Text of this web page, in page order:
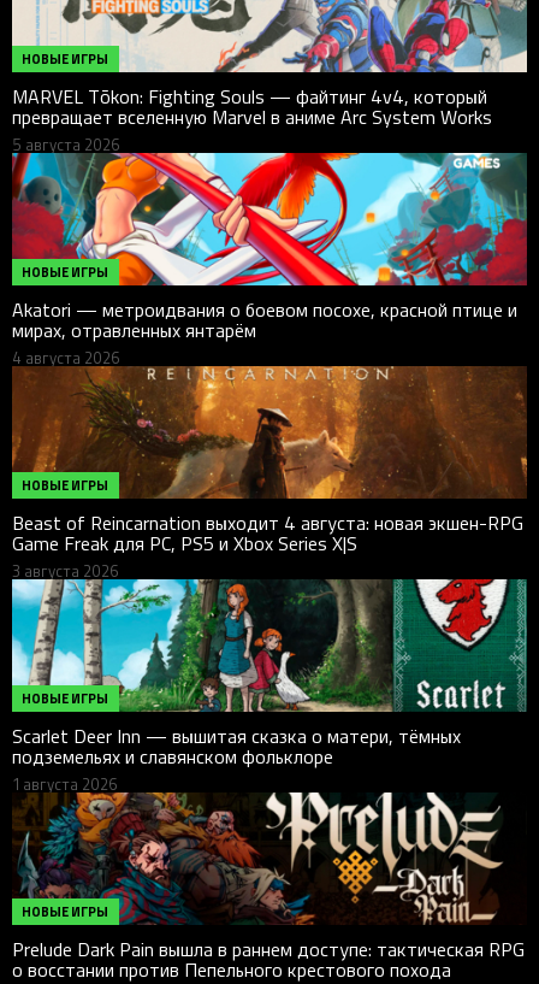
НОВЫЕ ИГРЫ
MARVEL Tōkon: Fighting Souls — файтинг 4v4, который
превращает вселенную Marvel в аниме Arc System Works
5 августа 2026
НОВЫЕ ИГРЫ
Akatori — метроидвания о боевом посохе, красной птице и
мирах, отравленных янтарём
4 августа 2026
НОВЫЕ ИГРЫ
Beast of Reincarnation выходит 4 августа: новая экшен-RPG
Game Freak для PC, PS5 и Xbox Series X|S
3 августа 2026
НОВЫЕ ИГРЫ
Scarlet Deer Inn — вышитая сказка о матери, тёмных
подземельях и славянском фольклоре
1 августа 2026
НОВЫЕ ИГРЫ
Prelude Dark Pain вышла в раннем доступе: тактическая RPG
о восстании против Пепельного крестового похода